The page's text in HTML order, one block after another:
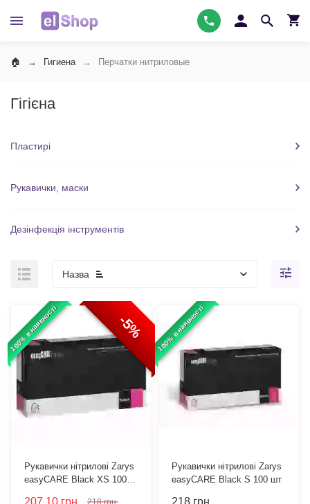
Гигиена Перчатки нитриловые
Гігієна
Пластирі
Рукавички, маски
Дезінфекція інструментів
Назва
100% в наявності -5%
Рукавички нітрилові Zarys
easyCARE Black XS 100
207.10 грн. 218 грн.
100% в наявності
Рукавички нітрилові Zarys
easyCARE Black S 100 шт
218 грн.